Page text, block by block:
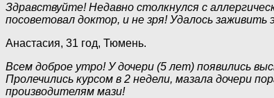
Здравствуйте! Недавно столкнулся с
посоветовал доктор, и не зря! Удалось
Анастасия, 31 год, Тюмень.
Всем доброе утро! У дочери (5 лет) появились
Пролечились курсом в 2 недели, мазала дочери
производителям мази!